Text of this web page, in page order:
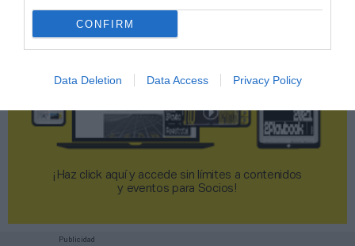
CONFIRM
Data Deletion Data Access Privacy Policy
¡Haz click aquí y accede sin límites a contenidos
y eventos para Socios!​​​​​​​
Publicidad